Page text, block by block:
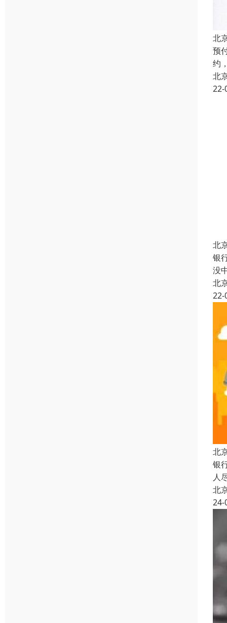
北
预
约
北
22-
北
银
没
北
22-
北
银
人
北
24-